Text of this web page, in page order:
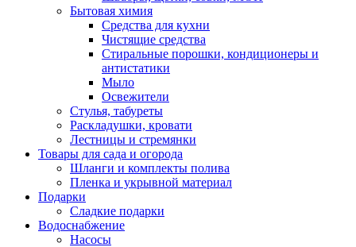
Бытовая химия
Средства для кухни
Чистящие средства
Стиральные порошки, кондиционеры и
антистатики
Мыло
Освежители
Стулья, табуреты
Раскладушки, кровати
Лестницы и стремянки
Товары для сада и огорода
Шланги и комплекты полива
Пленка и укрывной материал
Подарки
Cладкие подарки
Водоснабжение
Насосы